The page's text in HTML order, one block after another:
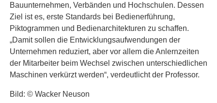
Bauunternehmen, Verbänden und Hochschulen. Dessen
Ziel ist es, erste Standards bei Bedienerführung,
Piktogrammen und Bedienarchitekturen zu schaffen.
„Damit sollen die Entwicklungsaufwendungen der
Unternehmen reduziert, aber vor allem die Anlernzeiten
der Mitarbeiter beim Wechsel zwischen unterschiedlichen
Maschinen verkürzt werden“, verdeutlicht der Professor.
Bild: © Wacker Neuson